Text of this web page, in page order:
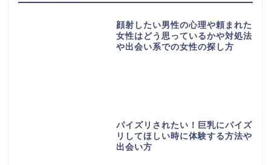
顔射したい男性の心理や頼まれた
女性はどう思っているかや対処法
や出会い系での女性の探し方
パイズリされたい！巨乳にパイズ
リしてほしい時に体験する方法や
出会い方